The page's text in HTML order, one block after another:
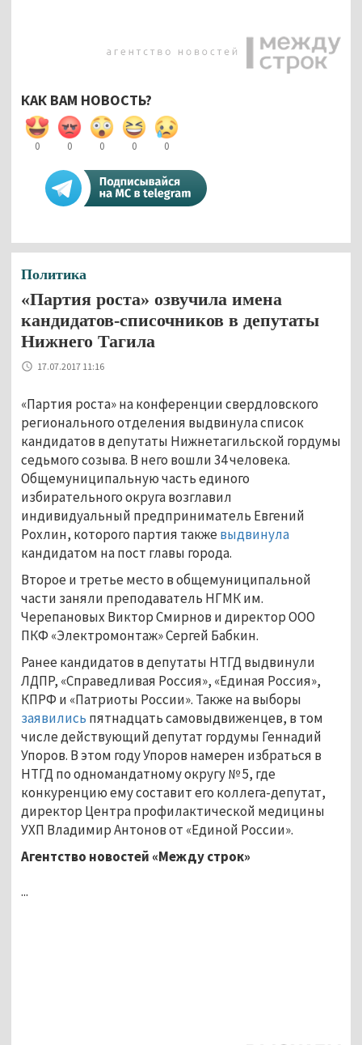
КАК ВАМ НОВОСТЬ?
0 0 0 0 0
Политика
«Партия роста» озвучила имена
кандидатов-списочников в депутаты
Нижнего Тагила
17.07.2017 11:16
«Партия роста» на конференции свердловского
регионального отделения выдвинула список
кандидатов в депутаты Нижнетагильской гордумы
седьмого созыва. В него вошли 34 человека.
Общемуниципальную часть единого
избирательного округа возглавил
индивидуальный предприниматель Евгений
Рохлин, которого партия также выдвинула
кандидатом на пост главы города.
Второе и третье место в общемуниципальной
части заняли преподаватель НГМК им.
Черепановых Виктор Смирнов и директор ООО
ПКФ «Электромонтаж» Сергей Бабкин.
Ранее кандидатов в депутаты НТГД выдвинули
ЛДПР, «Справедливая Россия», «Единая Россия»,
КПРФ и «Патриоты России». Также на выборы
заявились пятнадцать самовыдвиженцев, в том
числе действующий депутат гордумы Геннадий
Упоров. В этом году Упоров намерен избраться в
НТГД по одномандатному округу № 5, где
конкуренцию ему составит его коллега-депутат,
директор Центра профилактической медицины
УХП Владимир Антонов от «Единой России».
Агентство новостей «Между строк»
...